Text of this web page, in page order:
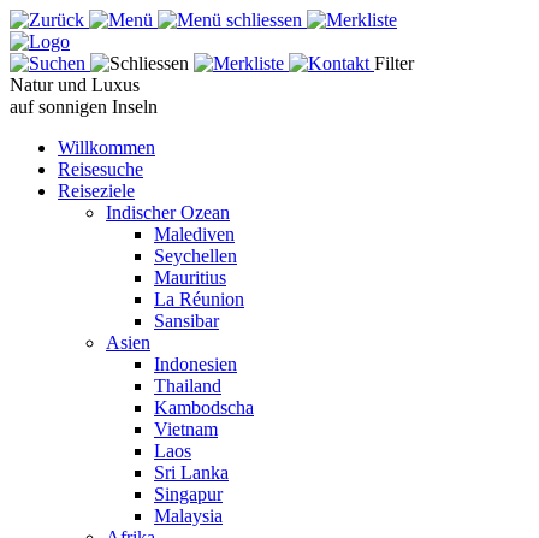
Filter
Natur und Luxus
auf sonnigen Inseln
Willkommen
Reisesuche
Reiseziele
Indischer Ozean
Malediven
Seychellen
Mauritius
La Réunion
Sansibar
Asien
Indonesien
Thailand
Kambodscha
Vietnam
Laos
Sri Lanka
Singapur
Malaysia